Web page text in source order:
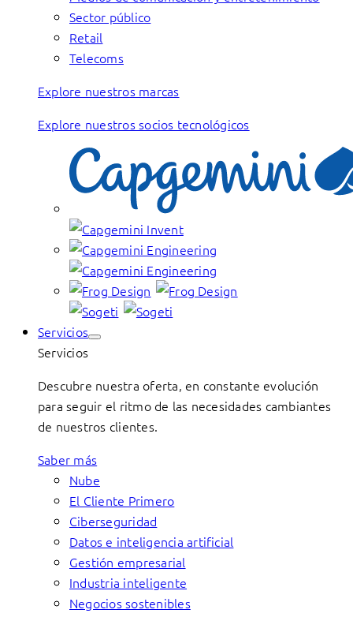
Sector público
Retail
Telecoms
Explore nuestros marcas
Explore nuestros socios tecnológicos
Servicios
Servicios
Descubre nuestra oferta, en constante evolución
para seguir el ritmo de las necesidades cambiantes
de nuestros clientes.
Saber más
Nube
El Cliente Primero
Ciberseguridad
Datos e inteligencia artificial
Gestión empresarial
Industria inteligente
Negocios sostenibles